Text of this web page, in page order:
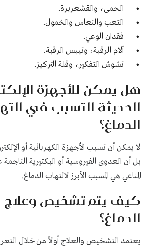
الحمى، والقشعريرة.
التعب والنعاس والخمول.
فقدان الوعي.
آلام الرقبة، وتيبس الرقبة.
تشوش التفكير، وقلة التركيز.
هل يمكن للأجهزة
الحديثة التسبب في
الدماغ؟
لا يمكن أن تسبب الأجهزة الكهربائية أو
بل أن العدوى الفيروسية أو البكتيرية الناجمة
المناعي هي المسبب الأبرز لالتهاب الدماغ.
كيف يتم تشخيص وعلاج
الدماغ؟
يعتمد التشخيص والعلاج أولاً من خلال التعرف